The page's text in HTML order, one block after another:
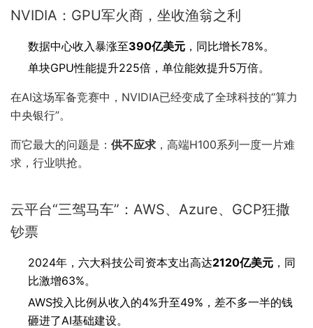
NVIDIA：GPU军火商，坐收渔翁之利
数据中心收入暴涨至390亿美元 ，同比增长78%。
单块GPU性能提升225倍，单位能效提升5万倍。
在AI这场军备竞赛中，NVIDIA已经变成了全球科技的“算力
中央银行”。
而它最大的问题是： 供不应求 ，高端H100系列一度一片难
求，行业哄抢。
云平台“三驾马车”：AWS、Azure、GCP狂撒
钞票
2024年，六大科技公司资本支出高达2120亿美元 ，同
比激增63%。
AWS投入比例从收入的4%升至49%，差不多一半的钱
砸进了AI基础建设。